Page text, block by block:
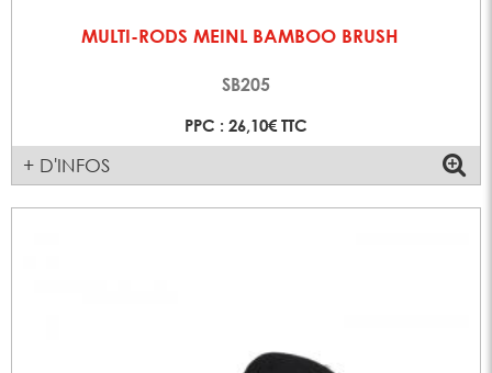
MULTI-RODS MEINL BAMBOO BRUSH
SB205
PPC : 26,10€ TTC
+ D'INFOS